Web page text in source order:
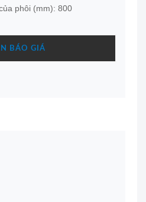
phôi (mm): 800
BÁO GIÁ